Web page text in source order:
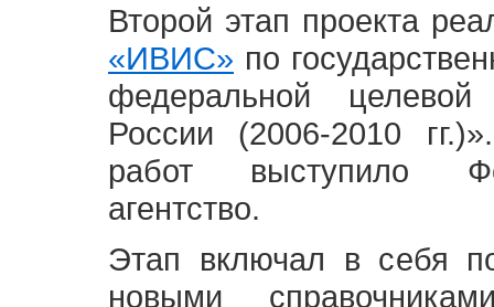
Второй этап проекта
«ИВИС» по
федеральной
России (2006-2010
работ выступило
агентство.
Этап включал в себя
новыми